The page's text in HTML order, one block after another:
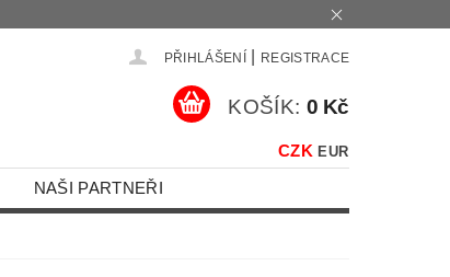
PŘIHLÁŠENÍ REGISTRACE
CZK EUR
KOŠÍK: 0 Kč
NAŠI PARTNEŘI